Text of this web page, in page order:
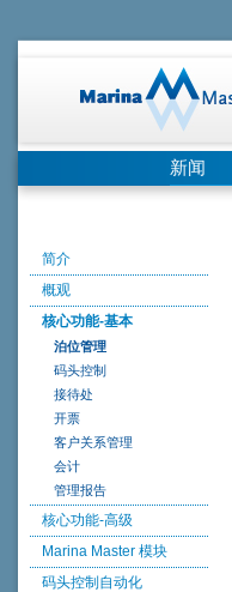
新闻
简介
概观
核心功能-基本
泊位管理
码头控制
接待处
开票
客户关系管理
会计
管理报告
核心功能-高级
Marina Master 模块
码头控制自动化